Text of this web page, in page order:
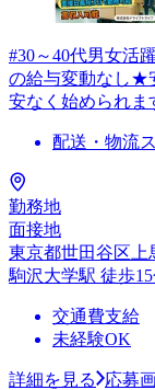
#30～40代男女活
の給与変動なし★
安なく始められま
配送・物流
勤務地
面接地
東京都世田谷区上
駒沢大学駅 徒歩
交通費支給
未経験OK
詳細を見る
応募